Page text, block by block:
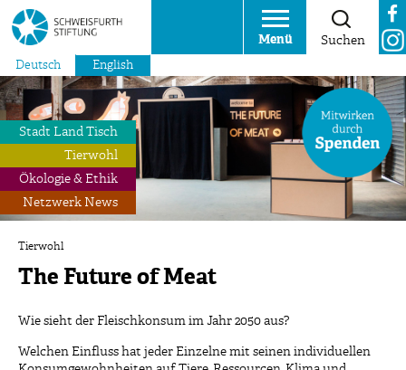
Menü Suchen
Deutsch English
Stadt Land Tisch
Tierwohl
Ökologie & Ethik
Netzwerk News
Tierwohl
The Future of Meat
Wie sieht der Fleischkonsum im Jahr 2050 aus?
Welchen Einfluss hat jeder Einzelne mit seinen individuellen